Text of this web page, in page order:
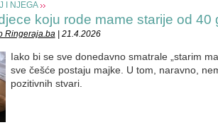
I NJEGA
koju rode mame starije od 40
Ringeraja.ba| 21.4.2026
Iako bi se sve donedavno smatrale „starim
sve češće postaju majke. U tom, naravno,
pozitivnih stvari.